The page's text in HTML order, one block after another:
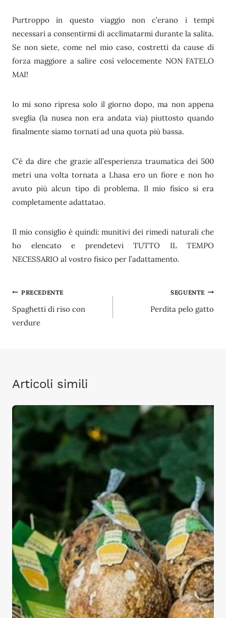
Purtroppo in questo viaggio non c’erano i tempi
necessari a consentirmi di acclimatarmi durante la salita.
Se non siete, come nel mio caso, costretti da cause di
forza maggiore a salire così velocemente NON FATELO
MAI!
Io mi sono ripresa solo il giorno dopo, ma non appena
sveglia (la nusea non era andata via) piuttosto quando
finalmente siamo tornati ad una quota più bassa.
C’è da dire che grazie all’esperienza traumatica dei 500
metri una volta tornata a Lhasa ero un fiore e non ho
avuto più alcun tipo di problema. Il mio fisico si era
completamente adattatao.
Il mio consiglio è quindi: munitivi dei rimedi naturali che
ho elencato e prendetevi TUTTO IL TEMPO
NECESSARIO al vostro fisico per l’adattamento.
Navigazione
articoli
PRECEDENTE
Spaghetti di riso con
verdure
SEGUENTE
Perdita pelo gatto
Articoli simili